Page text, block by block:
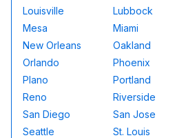
Louisville
Lubbock
Mesa
Miami
New Orleans
Oakland
Orlando
Phoenix
Plano
Portland
Reno
Riverside
San Diego
San Jose
Seattle
St. Louis